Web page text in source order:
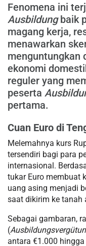
Fenomena ini
Ausbildungbaik
magang kerja,
menawarkan
menguntungkan
ekonomi
reguler yang
peserta
pertama.
Cuan Euro di
Melemahnya kurs
tersendiri bagi para
internasional.
tukar Euro membuat
uang asing menjadi
saat dikirim ke tanah
Sebagai gambaran,
(
antara €1.000